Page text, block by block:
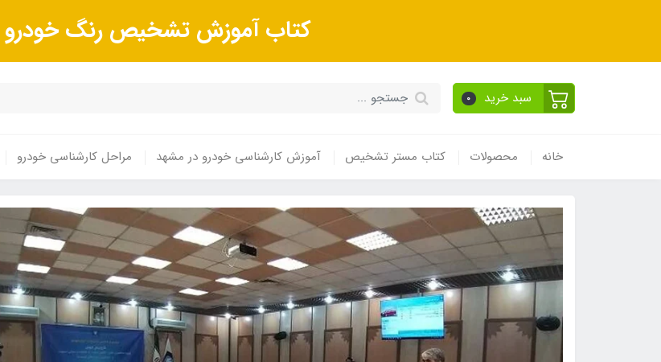
کتاب آموزش تشخیص رنگ خودرو
سبد خرید 0
خانه محصولات کتاب مستر تشخیص آموزش کارشناسی خودرو در مشهد مراحل کارشناسی خودرو